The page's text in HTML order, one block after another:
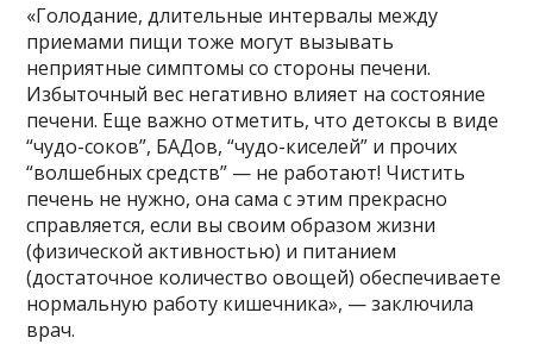
«Голодание, длительные интервалы между
приемами пищи тоже могут вызывать
неприятные симптомы со стороны печени.
Избыточный вес негативно влияет на состояние
печени. Еще важно отметить, что детоксы в виде
“чудо-соков”, БАДов, “чудо-киселей” и прочих
“волшебных средств” — не работают! Чистить
печень не нужно, она сама с этим прекрасно
справляется, если вы своим образом жизни
(физической активностью) и питанием
(достаточное количество овощей) обеспечиваете
нормальную работу кишечника», — заключила
врач.